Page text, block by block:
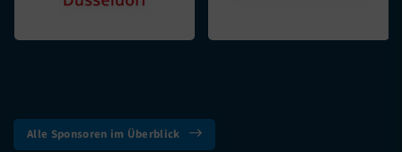
Alle Sponsoren im Überblick